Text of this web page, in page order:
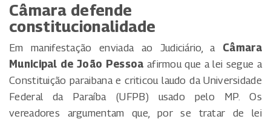
Câmara defende
constitucionalidade
Em manifestação enviada ao Judiciário, a Câmara
Municipal de João Pessoa afirmou que a lei segue a
Constituição paraibana e criticou laudo da Universidade
Federal da Paraíba (UFPB) usado pelo MP. Os
vereadores argumentam que, por se tratar de lei